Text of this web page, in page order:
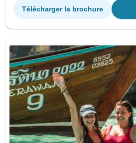
Télécharger la brochure